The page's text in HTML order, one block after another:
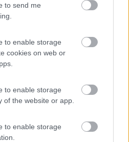
to send me
to enable storage
cookies on web or
to enable storage
of the website or app.
to enable storage